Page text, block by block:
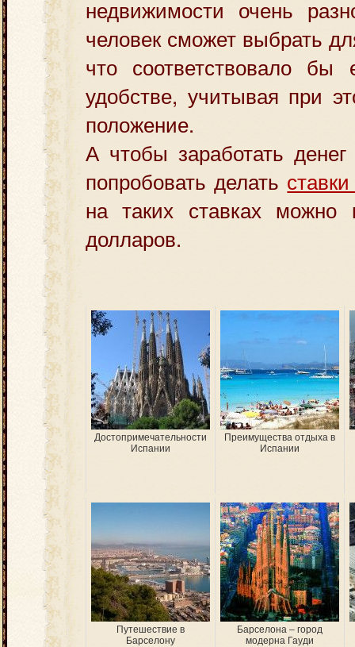
недвижимости очень
человек сможет выбрать
что соответствовало бы
удобстве, учитывая при
положение.
А чтобы заработать
попробовать делать
на таких ставках можно
долларов.
Достопримечательности
Испании
Преимущества отдыха в
Испании
Путешествие в
Барселону
Барселона – город
модерна Гауди